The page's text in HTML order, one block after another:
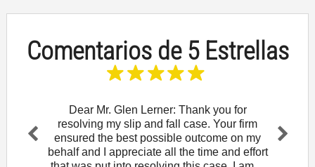
Comentarios de 5 Estrellas
I
Dear Mr. Glen Lerner: Thank you for
resolving my slip and fall case. Your firm
ensured the best possible outcome on my
behalf and I appreciate all the time and effort